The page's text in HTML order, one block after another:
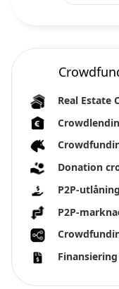
Real Estate
Donation
P2P-utlåning
P2P-